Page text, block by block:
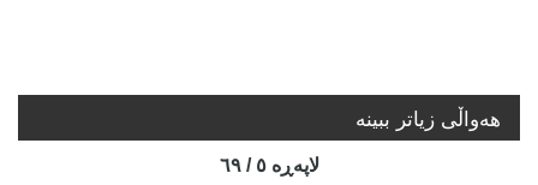
هه‌واڵی زیاتر ببینە
لاپه‌ڕه‌ ٥ / ٦٩